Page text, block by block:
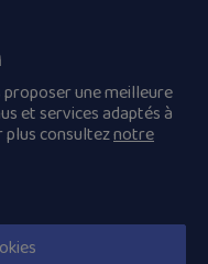
légales
Vente
Tous droits réservés.
une meilleure
et services adaptés à
plus consulteznotre